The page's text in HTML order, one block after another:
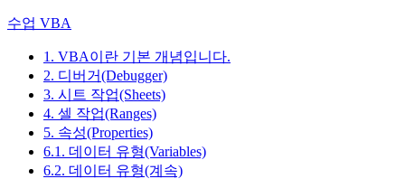
수업 VBA
1. VBA이란 기본 개념입니다.
2. 디버거(Debugger)
3. 시트 작업(Sheets)
4. 셀 작업(Ranges)
5. 속성(Properties)
6.1. 데이터 유형(Variables)
6.2. 데이터 유형(계속)